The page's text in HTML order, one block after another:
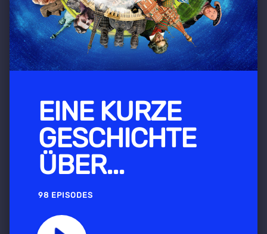
EINE KURZE
GESCHICHTE
ÜBER...
98 EPISODES